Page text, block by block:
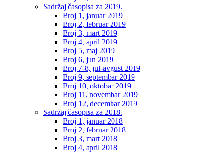
Sadržaj časopisa za 2019.
Broj 1, januar 2019
Broj 2, februar 2019
Broj 3, mart 2019
Broj 4, april 2019
Broj 5, maj 2019
Broj 6, jun 2019
Broj 7-8, jul-avgust 2019
Broj 9, septembar 2019
Broj 10, oktobar 2019
Broj 11, novembar 2019
Broj 12, decembar 2019
Sadržaj časopisa za 2018.
Broj 1, januar 2018
Broj 2, februar 2018
Broj 3, mart 2018
Broj 4, april 2018